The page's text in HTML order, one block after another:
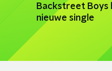
Backstreet Boys
nieuwe single